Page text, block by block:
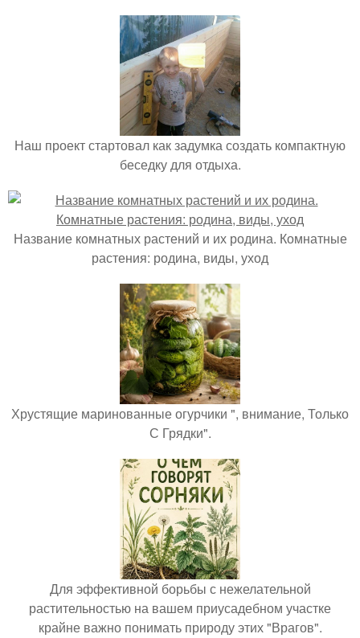
Наш проект стартовал как задумка создать компактную
беседку для отдыха.
Название комнатных растений и их родина. Комнатные
растения: родина, виды, уход
Хрустящие маринованные огурчики ", внимание, Только
С Грядки".
Для эффективной борьбы с нежелательной
растительностью на вашем приусадебном участке
крайне важно понимать природу этих "Врагов".